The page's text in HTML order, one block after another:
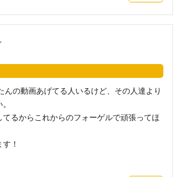
んの動画あげてる人いるけど、その人達より
るからこれからのフォーゲルで頑張ってほ
！